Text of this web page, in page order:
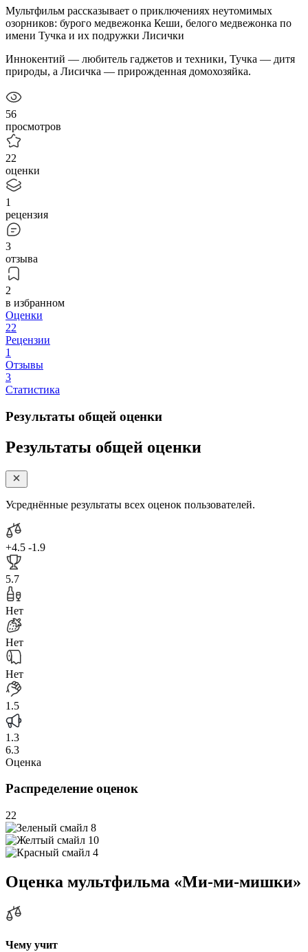
Мультфильм рассказывает о приключениях неутомимых
озорников: бурого медвежонка Кеши, белого медвежонка по
имени Тучка и их подружки Лисички
Иннокентий — любитель гаджетов и техники, Тучка — дитя
природы, а Лисичка — прирожденная домохозяйка.
56
просмотров
22
оценки
1
рецензия
3
отзыва
2
в избранном
Оценки
22
Рецензии
1
Отзывы
3
Статистика
Результаты общей оценки
Результаты общей оценки
Усреднённые результаты всех оценок пользователей.
+4.5 -1.9
5.7
Нет
Нет
Нет
1.5
1.3
6.3
Оценка
Распределение оценок
22
8
10
4
Оценка мультфильма «Ми-ми-мишки»
Чему учит